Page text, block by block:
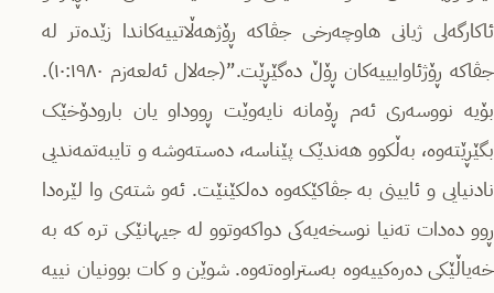
ئاکارگەلی ژیانی هاوچەرخی جڤاکە ڕۆژهەڵاتییەکاندا زێدەتر لە
جڤاکە ڕۆژئاوایییەکان ڕۆڵ دەگێڕێت.”(جەلال ئەلعەزم ١٠:١٩٨٠).
بۆیە نووسەری ئەم ڕۆمانە نایەوێت ڕووداو یان بارودۆخێک
بگێڕێتەوە، بەڵکوو هەندێک پێناسە، دەستەوشە و تایبەتمەندیی
نادنیایی و ئایینی بە جڤاکێکەوە دەلکێنێت. ئەو شتەی وا لێرەدا
ڕوو دەدات تەنیا نوسخەیەکی دواکەوتوو لە جیهانێکی ترە کە بە
خەیاڵێکی دەرەکییەوە بەستراوەتەوە. شوێن و کات بوونیان نییە